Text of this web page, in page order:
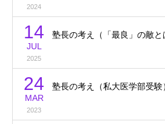
2024
14
JUL
2025
塾長の考え（「最良」の敵と
24
MAR
2023
塾長の考え（私大医学部受